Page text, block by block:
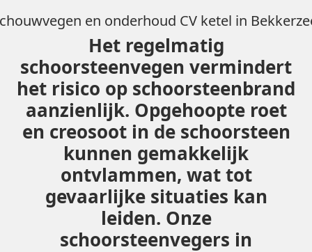
en onderhoud CV ketel in
Het regelmatig
schoorsteenvegen vermindert
het risico op schoorsteenbrand
aanzienlijk. Opgehoopte roet
en creosoot in de schoorsteen
kunnen gemakkelijk
ontvlammen, wat tot
gevaarlijke situaties kan
leiden. Onze
schoorsteenvegers in